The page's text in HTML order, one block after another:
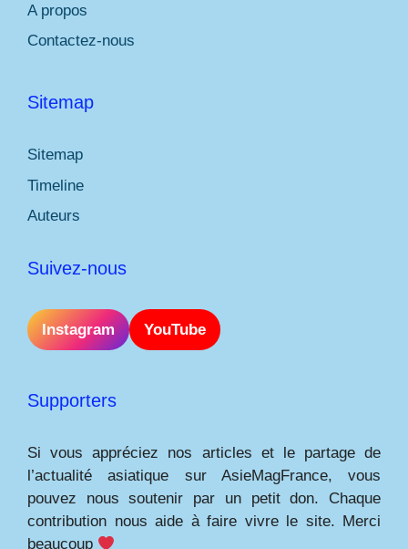
A propos
Contactez-nous
Sitemap
Sitemap
Timeline
Auteurs
Suivez-nous
Instagram YouTube
Supporters
Si vous appréciez nos articles et le partage de
l’actualité asiatique sur AsieMagFrance, vous
pouvez nous soutenir par un petit don. Chaque
contribution nous aide à faire vivre le site. Merci
beaucoup